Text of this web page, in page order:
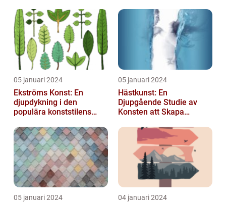
05 januari 2024
Ekströms Konst: En
djupdykning i den
populära konststilens
05 januari 2024
Hästkunst: En
Djupgående Studie av
Konsten att Skapa
05 januari 2024 04 januari 2024